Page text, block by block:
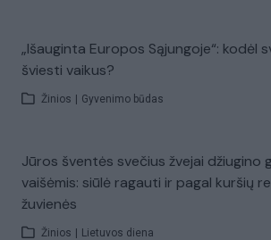
„Išauginta Europos Sąjungoje“: kodėl
šviesti vaikus?
Žinios Gyvenimo būdas
Jūros šventės svečius žvejai džiugino
vaišėmis: siūlė ragauti ir pagal kuršių
žuvienės
Žinios Lietuvos diena